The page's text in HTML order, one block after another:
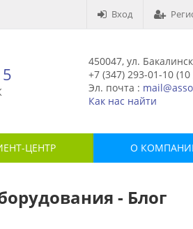
Вход
450047, ул.
+7 (347) 293-01-10
Эл. почта :
Как нас найти
ЦЕНТР О
- Блог